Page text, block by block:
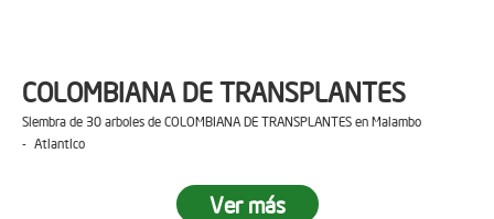
COLOMBIANA DE TRANSPLANTES
Siembra de 30 arboles de COLOMBIANA DE TRANSPLANTES en Malambo
- Atlantico
Ver más